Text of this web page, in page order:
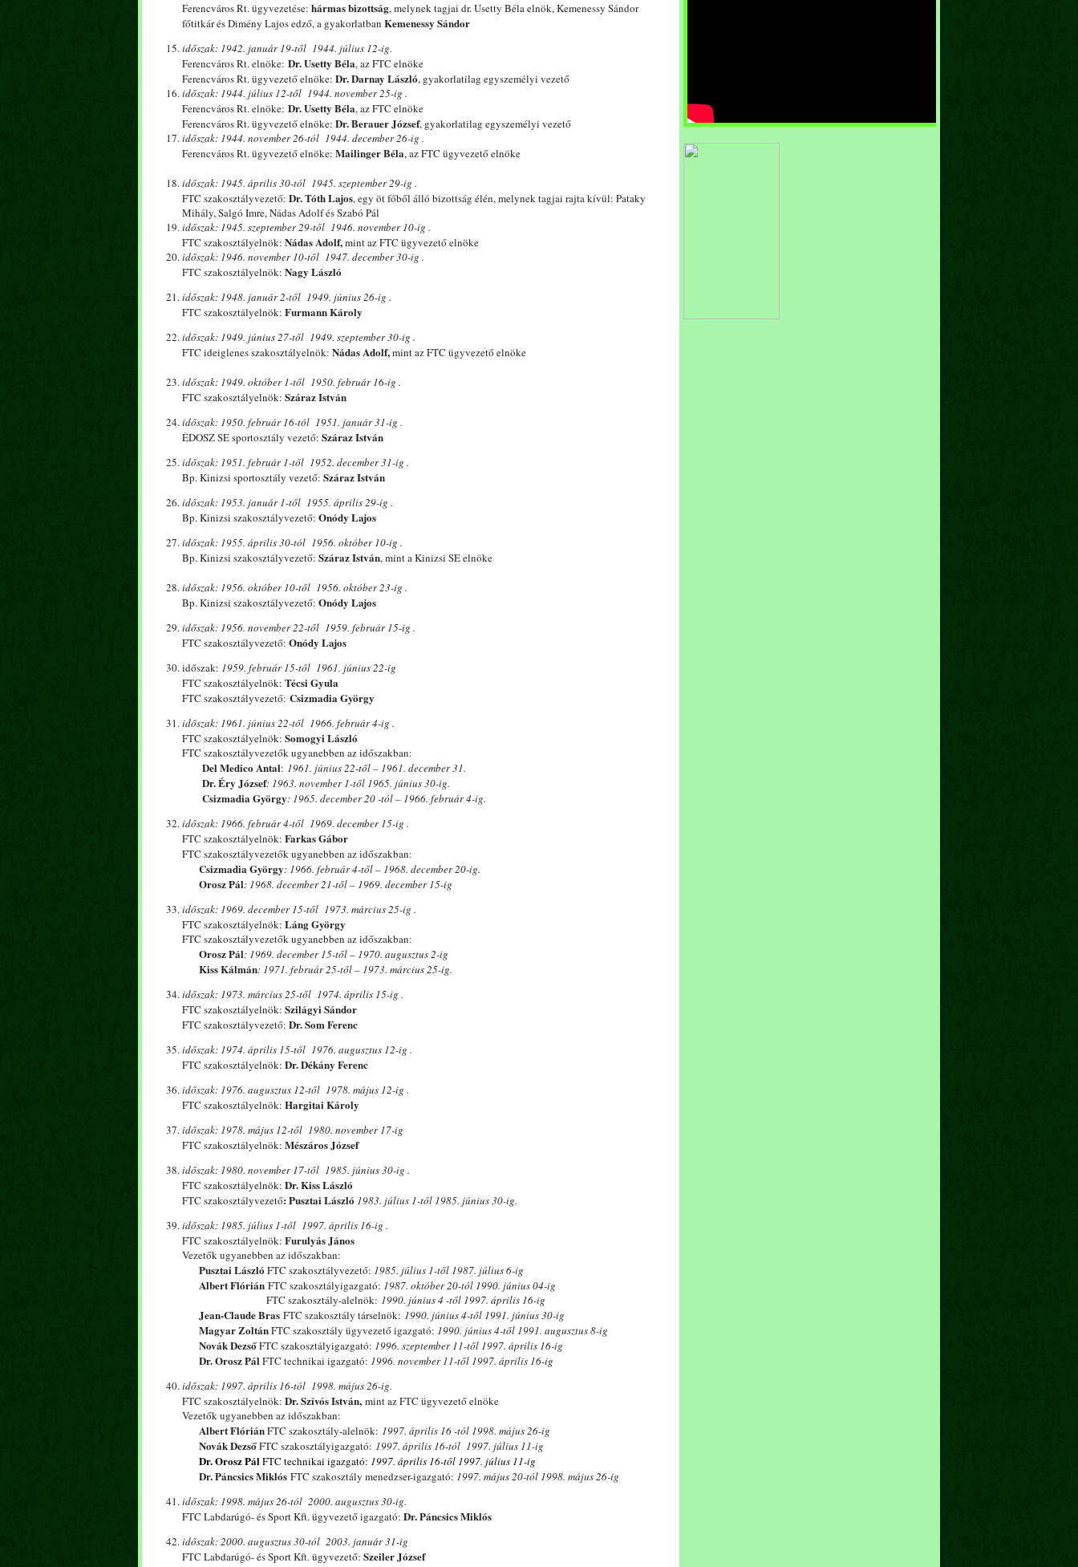
Ferencváros Rt. ügyvezetése: hármas bizottság, melynek tagjai dr. Usetty Béla elnök, Kemenessy Sándor
főtitkár és Dimény Lajos edző, a gyakorlatban Kemenessy Sándor
időszak: 1942. január 19-től 1944. július 12-ig.
Ferencváros Rt. elnöke: Dr. Usetty Béla, az FTC elnöke
Ferencváros Rt. ügyvezető elnöke: Dr. Darnay László, gyakorlatilag egyszemélyi vezető
időszak: 1944. július 12-től 1944. november 25-ig .
Ferencváros Rt. elnöke: Dr. Usetty Béla, az FTC elnöke
Ferencváros Rt. ügyvezető elnöke: Dr. Berauer József, gyakorlatilag egyszemélyi vezető
időszak: 1944. november 26-tól 1944. december 26-ig .
Ferencváros Rt. ügyvezető elnöke: Mailinger Béla, az FTC ügyvezető elnöke
időszak: 1945. április 30-tól 1945. szeptember 29-ig .
FTC szakosztályvezető: Dr. Tóth Lajos, egy öt főből álló bizottság élén, melynek tagjai rajta kívül: Pataky
Mihály, Salgó Imre, Nádas Adolf és Szabó Pál
időszak: 1945. szeptember 29-től 1946. november 10-ig .
FTC szakosztályelnök: Nádas Adolf,mint az FTC ügyvezető elnöke
időszak: 1946. november 10-től 1947. december 30-ig .
FTC szakosztályelnök: Nagy László
időszak: 1948. január 2-től 1949. június 26-ig .
FTC szakosztályelnök: Furmann Károly
időszak: 1949. június 27-től 1949. szeptember 30-ig .
FTC ideiglenes szakosztályelnök: Nádas Adolf,mint az FTC ügyvezető elnöke
időszak: 1949. október 1-től 1950. február 16-ig .
FTC szakosztályelnök: Száraz István
időszak: 1950. február 16-tól 1951. január 31-ig .
ÉDOSZ SE sportosztály vezető: Száraz István
időszak: 1951. február 1-től 1952. december 31-ig .
Bp. Kinizsi sportosztály vezető: Száraz István
időszak: 1953. január 1-től 1955. április 29-ig .
Bp. Kinizsi szakosztályvezető: Onódy Lajos
időszak: 1955. április 30-tól 1956. október 10-ig .
Bp. Kinizsi szakosztályvezető: Száraz István, mint a Kinizsi SE elnöke
időszak: 1956. október 10-től 1956. október 23-ig .
Bp. Kinizsi szakosztályvezető: Onódy Lajos
időszak: 1956. november 22-től 1959. február 15-ig .
FTC szakosztályvezető: Onódy Lajos
időszak: 1959. február 15-től 1961. június 22-ig
FTC szakosztályelnök: Técsi Gyula
FTC szakosztályvezető: Csizmadia György
időszak: 1961. június 22-től 1966. február 4-ig .
FTC szakosztályelnök: Somogyi László
FTC szakosztályvezetők ugyanebben az időszakban:
Del Medico Antal: 1961. június 22-től – 1961. december 31.
Dr. Éry József: 1963. november 1-től 1965. június 30-ig.
Csizmadia György: 1965. december 20 -tól – 1966. február 4-ig.
időszak: 1966. február 4-től 1969. december 15-ig .
FTC szakosztályelnök: Farkas Gábor
FTC szakosztályvezetők ugyanebben az időszakban:
Csizmadia György: 1966. február 4-től – 1968. december 20-ig.
Orosz Pál: 1968. december 21-től – 1969. december 15-ig
időszak: 1969. december 15-től 1973. március 25-ig .
FTC szakosztályelnök: Láng György
FTC szakosztályvezetők ugyanebben az időszakban:
Orosz Pál: 1969. december 15-től – 1970. augusztus 2-ig
Kiss Kálmán: 1971. február 25-től – 1973. március 25-ig.
időszak: 1973. március 25-től 1974. április 15-ig .
FTC szakosztályelnök: Szilágyi Sándor
FTC szakosztályvezető: Dr. Som Ferenc
időszak: 1974. április 15-től 1976. augusztus 12-ig .
FTC szakosztályelnök: Dr. Dékány Ferenc
időszak: 1976. augusztus 12-től 1978. május 12-ig .
FTC szakosztályelnök: Hargitai Károly
időszak: 1978. május 12-től 1980. november 17-ig
FTC szakosztályelnök: Mészáros József
időszak: 1980. november 17-től 1985. június 30-ig .
FTC szakosztályelnök: Dr. Kiss László
FTC szakosztályvezető: Pusztai László 1983. július 1-től 1985. június 30-ig.
időszak: 1985. július 1-től 1997. április 16-ig .
FTC szakosztályelnök: Furulyás János
Vezetők ugyanebben az időszakban:
Pusztai László FTC szakosztályvezető: 1985. július 1-től 1987. július 6-ig
Albert Flórián FTC szakosztályigazgató: 1987. október 20-tól 1990. június 04-ig
FTC szakosztály-alelnök: 1990. június 4 -től 1997. április 16-ig
Jean-Claude Bras FTC szakosztály társelnök: 1990. június 4-től 1991. június 30-ig
Magyar ZoltánFTC szakosztály ügyvezető igazgató: 1990. június 4-től 1991. augusztus 8-ig
Novák DezsőFTC szakosztályigazgató: 1996. szeptember 11-től 1997. április 16-ig
Dr. Orosz PálFTC technikai igazgató: 1996. november 11-től 1997. április 16-ig
időszak: 1997. április 16-tól 1998. május 26-ig.
FTC szakosztályelnök: Dr. Szívós István, mint az FTC ügyvezető elnöke
Vezetők ugyanebben az időszakban:
Albert FlóriánFTC szakosztály-alelnök: 1997. április 16 -tól 1998. május 26-ig
Novák DezsőFTC szakosztályigazgató: 1997. április 16-tól 1997. július 11-ig
Dr. Orosz PálFTC technikai igazgató: 1997. április 16-től 1997. július 11-ig
Dr. Páncsics Miklós FTC szakosztály menedzser-igazgató: 1997. május 20-tól 1998. május 26-ig
időszak: 1998. május 26-tól 2000. augusztus 30-ig.
FTC Labdarúgó- és Sport Kft. ügyvezető igazgató: Dr. Páncsics Miklós
időszak: 2000. augusztus 30-tól 2003. január 31-ig
FTC Labdarúgó- és Sport Kft. ügyvezető: Szeiler József